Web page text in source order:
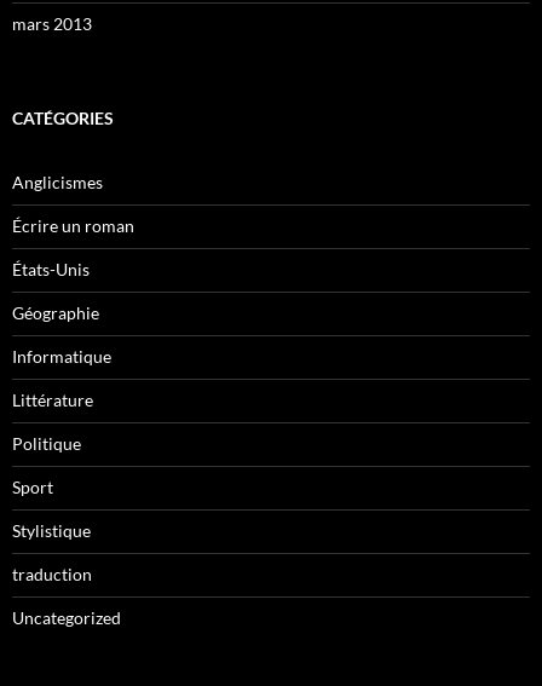
mars 2013
CATÉGORIES
Anglicismes
Écrire un roman
États-Unis
Géographie
Informatique
Littérature
Politique
Sport
Stylistique
traduction
Uncategorized